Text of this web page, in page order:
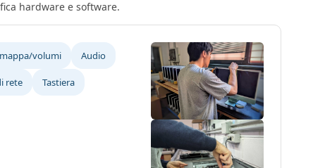
hardware e software.
volumi Audio
rete Tastiera